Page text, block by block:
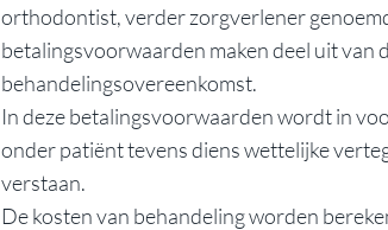
orthodontist, verder zorgverlener
betalingsvoorwaarden maken deel uit van
behandelingsovereenkomst.
In deze betalingsvoorwaarden wordt in
onder patiënt tevens diens wettelijke
verstaan.
De kosten van behandeling worden